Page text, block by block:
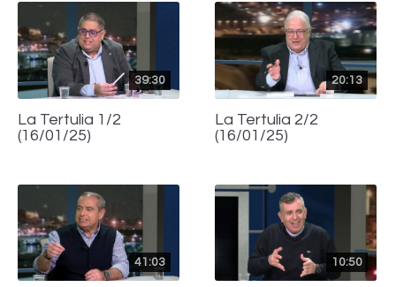
39:30
La Tertulia 1/2
(16/01/25)
20:13
La Tertulia 2/2
(16/01/25)
41:03 10:50